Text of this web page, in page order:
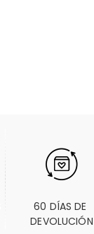
60 DÍAS DE
DEVOLUCIÓN